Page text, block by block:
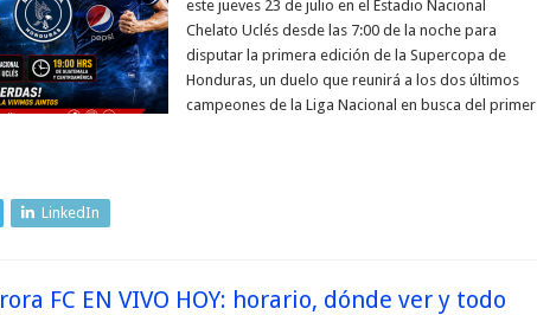
este jueves 23 de julio en el Estadio Nacional
Chelato Uclés desde las 7:00 de la noche para
disputar la primera edición de la Supercopa de
Honduras, un duelo que reunirá a los dos últimos
campeones de la Liga Nacional en busca del primer
LinkedIn
FC EN VIVO HOY: horario, dónde ver y todo